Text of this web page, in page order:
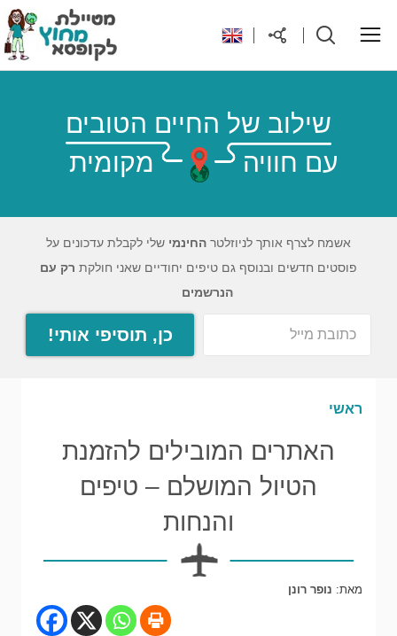
יעדים בעולם
טיפים והנחות לטיול
אודות
שילוב של החיים הטובים
עם חוויה
מקומית
אשמח לצרף אותך לניוזלטר החינמי שלי לקבלת עדכונים על
פוסטים חדשים ובנוסף גם טיפים יחודיים שאני חולקת רק עם
הנרשמים
כן, תוסיפי אותי!
ראשי
האתרים המובילים להזמנת
הטיול המושלם – טיפים
והנחות
מאת: נופר רונן